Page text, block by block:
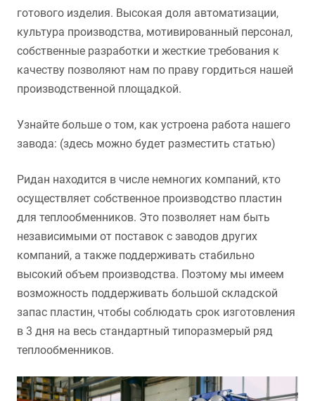
готового изделия. Высокая доля автоматизации,
культура производства, мотивированный персонал,
собственные разработки и жесткие требования к
качеству позволяют нам по праву гордиться нашей
производственной площадкой.
Узнайте больше о том, как устроена работа нашего
завода: (здесь можно будет разместить статью)
Ридан находится в числе немногих компаний, кто
осуществляет собственное производство пластин
для теплообменников. Это позволяет нам быть
независимыми от поставок с заводов других
компаний, а также поддерживать стабильно
высокий объем производства. Поэтому мы имеем
возможность поддерживать большой складской
запас пластин, чтобы соблюдать срок изготовления
в 3 дня на весь стандартный типоразмерый ряд
теплообменников.